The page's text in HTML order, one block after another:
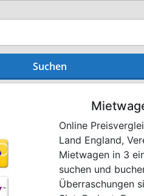
Suchen
Online
Land England,
Mietwagen in 3
suchen und
Überraschungen